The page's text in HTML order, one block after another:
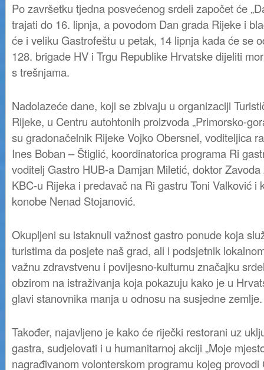
Po završetku tjedna posvećenog srdeli započet će
trajati do 16. lipnja, a povodom Dan grada Rijeke i
će i veliku Gastrofeštu u petak, 14 lipnja kada će se
128. brigade HV i Trgu Republike Hrvatske dijeliti
s trešnjama.
Nadolazeće dane, koji se zbivaju u organizaciji
Rijeke, u Centru autohtonih proizvoda „Primorsko-
su gradonačelnik Rijeke Vojko Obersnel, voditeljica
Ines Boban – Štiglić, koordinatorica programa Ri
voditelj Gastro HUB-a Damjan Miletić, doktor
KBC-u Rijeka i predavač na Ri gastru Toni Valković i
konobe Nenad Stojanović.
Okupljeni su istaknuli važnost gastro ponude koja
turistima da posjete naš grad, ali i podsjetnik
važnu zdravstvenu i povijesno-kulturnu značajku
obzirom na istraživanja koja pokazuju kako je u
glavi stanovnika manja u odnosu na susjedne zemlje.
Također, najavljeno je kako će riječki restorani uz
gastra, sudjelovati i u humanitarnoj akciji „Moje
nagrađivanom volonterskom programu kojeg provodi